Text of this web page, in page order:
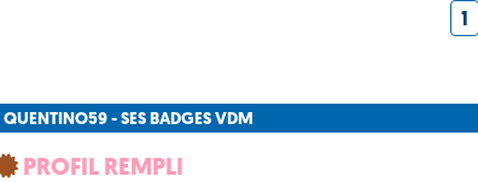
1
QUENTINO59 - SES BADGES VDM
PROFIL REMPLI